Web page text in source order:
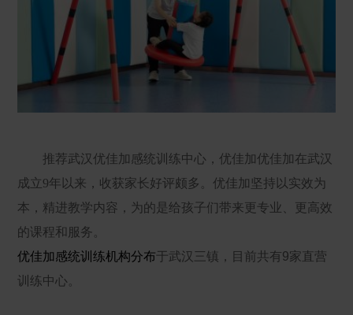
推荐武汉优佳加感统训练中心，优佳加优佳加在武汉
成立9年以来，收获家长好评颇多。优佳加坚持以实效为
本，精进教学内容，为的是给孩子们带来更专业、更高效
的课程和服务。
优佳加感统训练机构分布于武汉三镇，目前共有9家直营
训练中心。